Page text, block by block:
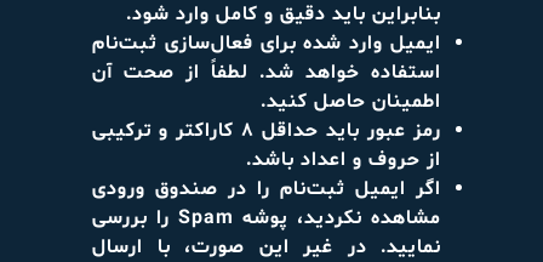
بنابراین باید دقیق و کامل وارد شود.
ایمیل وارد شده برای فعال‌سازی ثبت‌نام
استفاده خواهد شد. لطفاً از صحت آن
اطمینان حاصل کنید.
رمز عبور باید حداقل ۸ کاراکتر و ترکیبی
از حروف و اعداد باشد.
اگر ایمیل ثبت‌نام را در صندوق ورودی
مشاهده نکردید، پوشه Spam را بررسی
نمایید. در غیر این صورت، با ارسال